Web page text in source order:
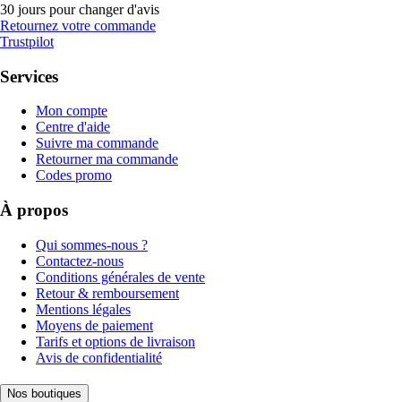
30 jours pour changer d'avis
Retournez votre commande
Trustpilot
Services
Mon compte
Centre d'aide
Suivre ma commande
Retourner ma commande
Codes promo
À propos
Qui sommes-nous ?
Contactez-nous
Conditions générales de vente
Retour & remboursement
Mentions légales
Moyens de paiement
Tarifs et options de livraison
Avis de confidentialité
Nos boutiques